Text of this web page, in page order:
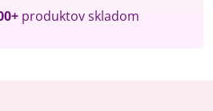
produktov skladom